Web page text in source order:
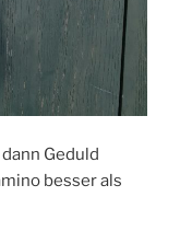
Geduld
besser als